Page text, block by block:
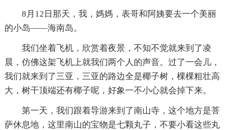
8月12日那天，我，媽媽，表哥和阿姨要去一个美丽
的小岛——海南岛。
我们坐着飞机，欣赏着夜景，不知不觉就来到了凌
晨，仿佛这架飞机上就我们两个人的声音。过了一会儿，
我们就来到了三亚，三亚的路边全是椰子树，棵棵粗壮高
大，树干顶端还有椰子呢，好象一不小心就会掉下来。
第一天，我们跟着导游来到了南山寺，这个地方是菩
萨休息地，这里南山的宝物是七颗丸子，不要小看这些丸